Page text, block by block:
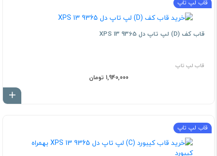
قاب لپ تاپ
قاب کف (D) لپ تاپ دل XPS 13 9365
قاب لپ تاپ
1,940,000 تومان
قاب لپ تاپ